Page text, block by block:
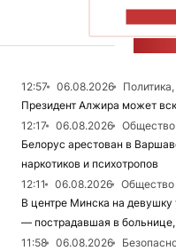
12:57 06.08.2026
Президент Алжира может
12:17
06.08.2026
Общество
Белорус арестован в
наркотиков и психотропов
12:11
06.08.2026
Общество
В центре Минска на девушку
— пострадавшая в
11:58
06.08.2026